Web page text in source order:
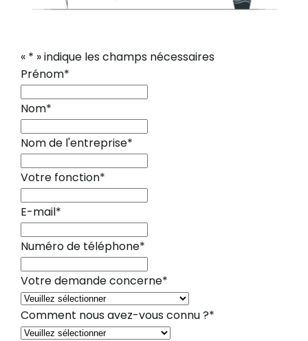
« * » indique les champs nécessaires
Prénom*
Nom*
Nom de l'entreprise*
Votre fonction*
E-mail*
Numéro de téléphone*
Votre demande concerne*
Comment nous avez-vous connu ?*